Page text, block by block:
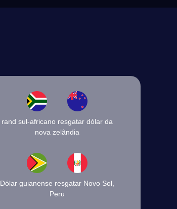
rand sul-africano resgatar dólar da
nova zelândia
Dólar guianense resgatar Novo Sol,
Peru